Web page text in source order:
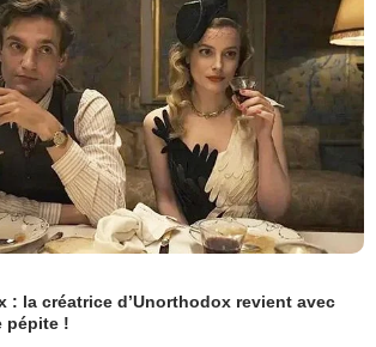
: la créatrice d’Unorthodox revient avec
pépite !